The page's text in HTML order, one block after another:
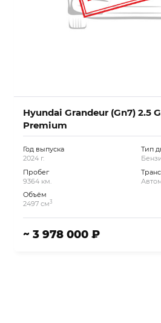
Hyundai Grandeur (Gn7) 2.5
Premium
Год выпуска
2024 г.
Пробег
9364 км.
Объём
2497 см3
Тип
~ 3 978 000 ₽